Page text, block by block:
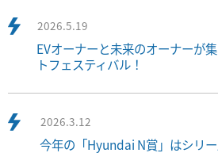
2026.5.19
EVオーナーと未来のオーナーが
トフェスティバル！
2026.3.12
今年の「Hyundai N賞」はシリ